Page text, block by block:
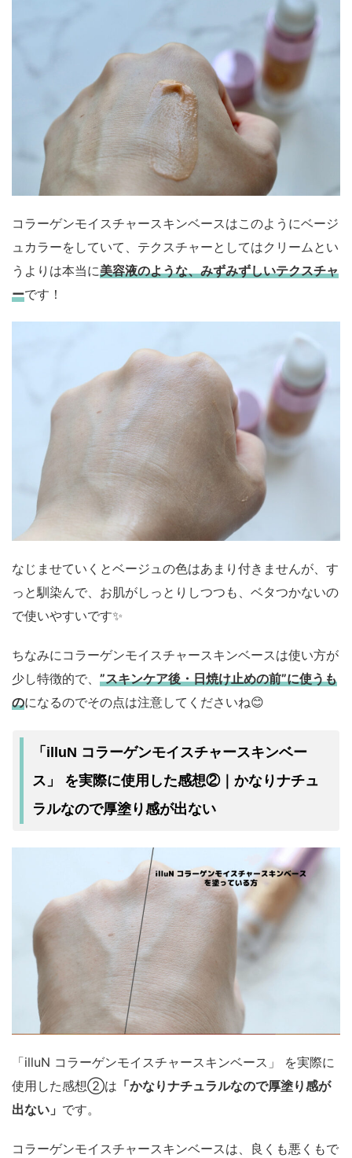
コラーゲンモイスチャースキンベースはこのようにベージ
ュカラーをしていて、テクスチャーとしてはクリームとい
うよりは本当に美容液のような、みずみずしいテクスチャ
ーです！
なじませていくとベージュの色はあまり付きませんが、す
っと馴染んで、お肌がしっとりしつつも、ベタつかないの
で使いやすいです✨
ちなみにコラーゲンモイスチャースキンベースは使い方が
少し特徴的で、 ”スキンケア後・日焼け止めの前”に使うも
のになるのでその点は注意してくださいね😊
「illuN コラーゲンモイスチャースキンベー
ス」 を実際に使用した感想②｜かなりナチュ
ラルなので厚塗り感が出ない
「illuN コラーゲンモイスチャースキンベース」 を実際に
使用した感想②は 「かなりナチュラルなので厚塗り感が
出ない」 です。
コラーゲンモイスチャースキンベースは、良くも悪くもで